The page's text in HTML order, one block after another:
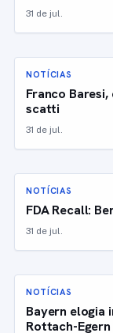
31 de jul.
NOTÍCIAS
Franco
scatti
31 de jul.
NOTÍCIAS
FDA Recall:
31 de jul.
NOTÍCIAS
Bayern elogia
Rottach-Egern